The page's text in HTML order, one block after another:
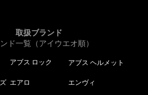
取扱ブランド
ド一覧（アイウエオ順）
アブス ロック アブス ヘルメット
エアロ エンヴィ